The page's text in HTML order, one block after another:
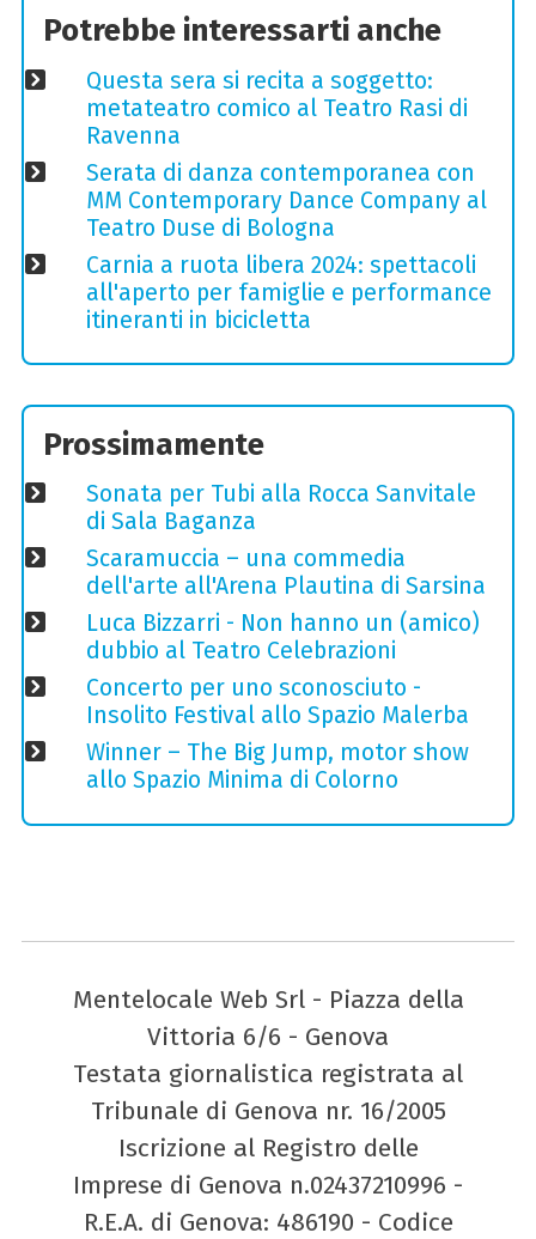
Potrebbe interessarti anche
Questa sera si recita a soggetto:
metateatro comico al Teatro Rasi di
Ravenna
Serata di danza contemporanea con
MM Contemporary Dance Company al
Teatro Duse di Bologna
Carnia a ruota libera 2024: spettacoli
all'aperto per famiglie e performance
itineranti in bicicletta
Prossimamente
Sonata per Tubi alla Rocca Sanvitale
di Sala Baganza
Scaramuccia – una commedia
dell'arte all'Arena Plautina di Sarsina
Luca Bizzarri - Non hanno un (amico)
dubbio al Teatro Celebrazioni
Concerto per uno sconosciuto -
Insolito Festival allo Spazio Malerba
Winner – The Big Jump, motor show
allo Spazio Minima di Colorno
Mentelocale Web Srl - Piazza della
Vittoria 6/6 - Genova
Testata giornalistica registrata al
Tribunale di Genova nr. 16/2005
Iscrizione al Registro delle
Imprese di Genova n.02437210996 -
R.E.A. di Genova: 486190 - Codice